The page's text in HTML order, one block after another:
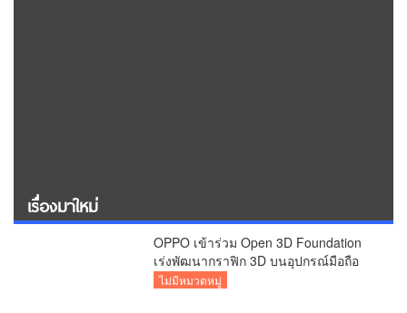
เรื่องมาใหม่
OPPO เข้าร่วม Open 3D Foundation
เร่งพัฒนากราฟิก 3D บนอุปกรณ์มือถือ
ไม่มีหมวดหมู่